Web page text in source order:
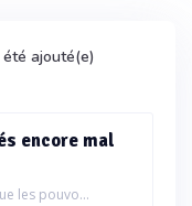
ajouté(e)
encore mal
les pouvo...